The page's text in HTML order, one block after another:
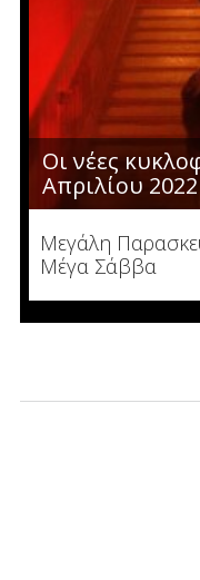
Οι νέες
Απριλίου 2022
Μεγάλη
Μέγα Σάββα